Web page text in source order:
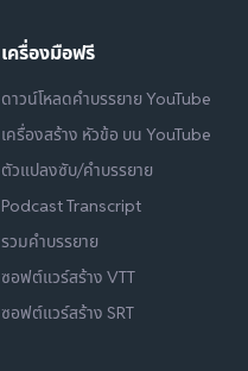
เครื่องมือฟรี
ดาวน์โหลดคำบรรยาย YouTube
เครื่องสร้าง หัวข้อ บน YouTube
ตัวแปลงซับ/คำบรรยาย
Podcast Transcript
รวมคำบรรยาย
ซอฟต์แวร์สร้าง VTT
ซอฟต์แวร์สร้าง SRT